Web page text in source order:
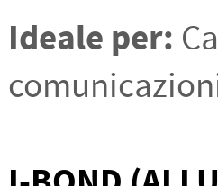
Ideale per: